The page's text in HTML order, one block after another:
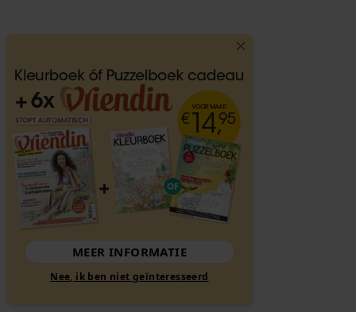
MEER INFORMATIE
Nee, ik ben niet geïnteresseerd